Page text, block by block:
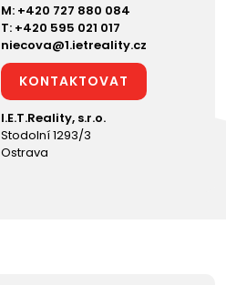
M: +420 727 880 084
T: +420 595 021 017
niecova@1.ietreality.cz
KONTAKTOVAT
I.E.T.Reality, s.r.o.
Stodolní 1293/3
Ostrava